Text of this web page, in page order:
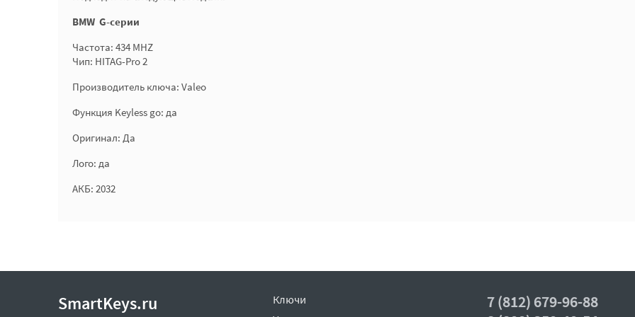
BMW G-серии
Частота: 434 MHZ
Чип: HITAG-Pro 2
Производитель ключа: Valeo
Функция Keyless go: да
Оригинал: Да
Лого: да
АКБ: 2032
SmartKeys.ru
Ключи
7 (812) 679-96-88